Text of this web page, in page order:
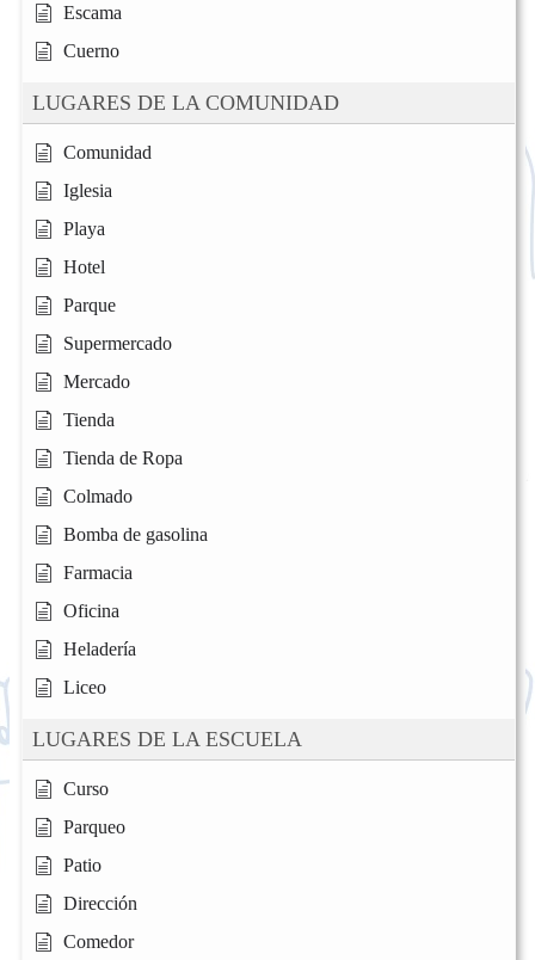
Escama
Cuerno
LUGARES DE LA COMUNIDAD
Comunidad
Iglesia
Playa
Hotel
Parque
Supermercado
Mercado
Tienda
Tienda de Ropa
Colmado
Bomba de gasolina
Farmacia
Oficina
Heladería
Liceo
LUGARES DE LA ESCUELA
Curso
Parqueo
Patio
Dirección
Comedor